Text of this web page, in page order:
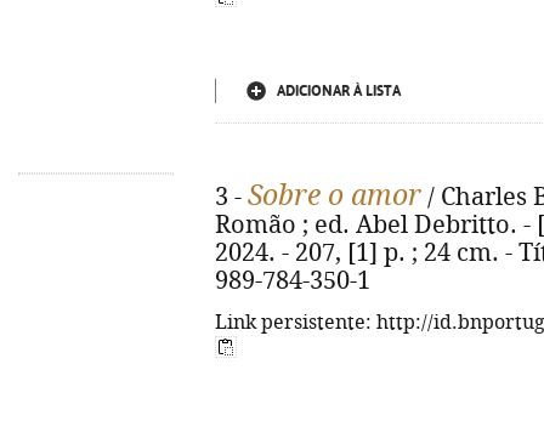
ADICIONAR À LISTA
3 - Sobre o amor / Charles
Romão ; ed. Abel Debritto. -
2024. - 207, [1] p. ; 24 cm. -
989-784-350-1
Link persistente: http://